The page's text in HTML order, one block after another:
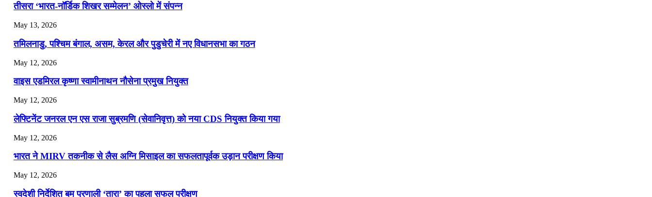
July 22, 2026
📝 डेली करेंट अफेयर्स: 19-21 जुलाई 2026
July 19, 2026
📝 डेली करेंट अफेयर्स: 16-18 जुलाई 2026
तीसरा ‘भारत-नॉर्डिक शिखर सम्मेलन’ ओस्लो में संपन्न
May 13, 2026
तमिलनाडु, पश्चिम बंगाल, असम, केरल और पुडुचेरी में नए विधानसभा का गठन
May 12, 2026
वाइस एडमिरल कृष्णा स्वामीनाथन नौसेना प्रमुख नियुक्त
May 12, 2026
लेफ्टिनेंट जनरल एन एस राजा सुब्रमणि (सेवानिवृत्त) को नया CDS नियुक्त किया गया
May 12, 2026
भारत ने MIRV तकनीक से लैस अग्नि मिसाइल का सफलतापूर्वक उड़ान परीक्षण किया
May 12, 2026
स्वदेशी निर्देशित बम प्रणाली ‘तारा’ का पहला सफल परीक्षण